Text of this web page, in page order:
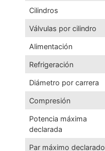
Cilindros
Válvulas por cilindro
Alimentación
Refrigeración
Diámetro por carrera
Compresión
Potencia máxima
declarada
Par máximo declarado